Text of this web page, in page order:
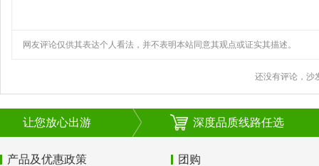
让您放心出游 深度品质线路任选
产品及优惠政策 团购